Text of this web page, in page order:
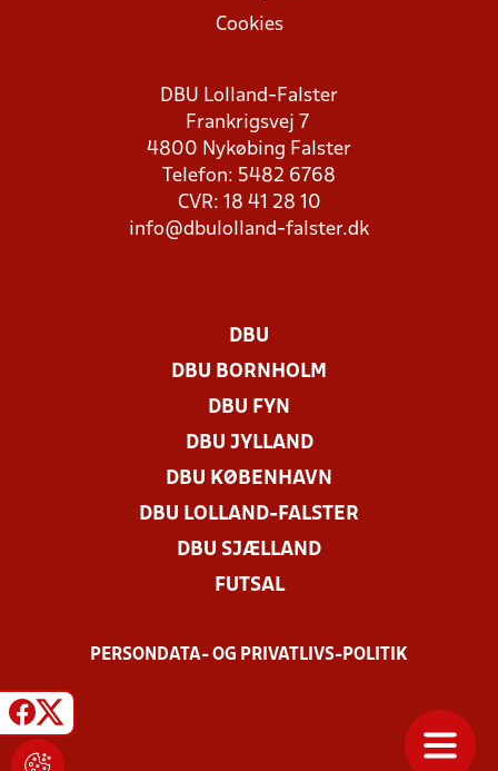
Cookies
DBU Lolland-Falster
Frankrigsvej 7
4800 Nykøbing Falster
Telefon: 5482 6768
CVR: 18 41 28 10
info@dbulolland-falster.dk
DBU
DBU BORNHOLM
DBU FYN
DBU JYLLAND
DBU KØBENHAVN
DBU LOLLAND-FALSTER
DBU SJÆLLAND
FUTSAL
PERSONDATA- OG PRIVATLIVS-POLITIK